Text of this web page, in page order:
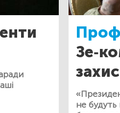
Зе-
не